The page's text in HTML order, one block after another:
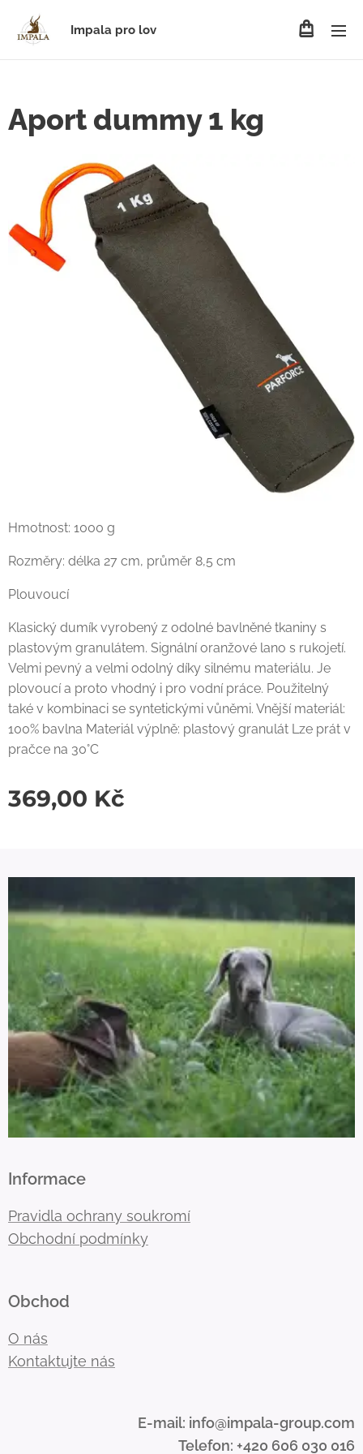
Impala pro lov
Aport dummy 1 kg
Hmotnost: 1000 g
Rozměry: délka 27 cm, průměr 8,5 cm
Plouvoucí
Klasický dumík vyrobený z odolné bavlněné tkaniny s
plastovým granulátem. Signální oranžové lano s rukojetí.
Velmi pevný a velmi odolný díky silnému materiálu. Je
plovoucí a proto vhodný i pro vodní práce. Použitelný
také v kombinaci se syntetickými vůněmi. Vnější materiál:
100% bavlna Materiál výplně: plastový granulát Lze prát v
pračce na 30°C
369,00 Kč
Informace
Pravidla ochrany soukromí
Obchodní podmínky
Obchod
O nás
Kontaktujte nás
E-mail: info@impala-group.com
Telefon: +420 606 030 016